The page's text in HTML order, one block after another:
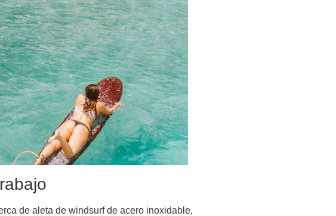
de aleta de windsurf de acero inoxidable,